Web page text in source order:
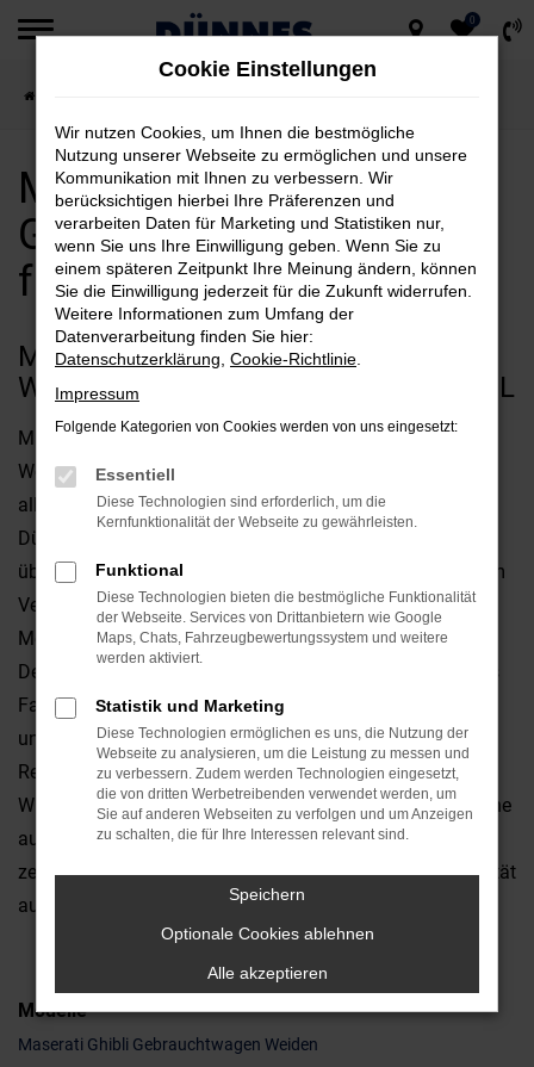
Zum
springen
0
Maserati
Gebrauchtwagen kaufen
für Weiden
MASERATI GEBRAUCHTWAGEN: FÜR
WEIDEN DIE PREISGÜNSTIGSTE WAHL
Mit einem Maserati Gebrauchtwagen machen Sie in
Weiden ganz sicher nichts verkehrt. Dieser Satz trifft vor
allem deshalb ins Schwarze, weil wir beim Autohaus
Dünnes genau hinschauen und nichts dem Zufall
überlassen. Jeder Maserati Gebrauchtwagen wird vor dem
Verkauf nach Weiden genauestens geprüft. Unser
Meisterwerkstatt macht sich die Mühe und checkt jedes
Detail, damit Sie ganz sicher in ein rundum einwandfreies
Fahrzeug steigen. Ihre Zufriedenheit liegt uns am Herzen
und als regional verwurzelter Familienbetrieb ist unsere
Reputation in Weiden und Umgebung von enormer
Wichtigkeit. Aus diesem Grund setzen wir im Verkauf gerne
auf Maserati Gebrauchtwagen, denn diese Fahrzeuge
zeichnen sich durch Langlebigkeit und erstklassige Qualität
aus.
Modelle
Maserati Ghibli Gebrauchtwagen Weiden
Cookie Einstellungen
Wir nutzen Cookies, um Ihnen die bestmögliche
Nutzung unserer Webseite zu ermöglichen und unsere
Kommunikation mit Ihnen zu verbessern. Wir
berücksichtigen hierbei Ihre Präferenzen und
verarbeiten Daten für Marketing und Statistiken nur,
wenn Sie uns Ihre Einwilligung geben. Wenn Sie zu
einem späteren Zeitpunkt Ihre Meinung ändern, können
Sie die Einwilligung jederzeit für die Zukunft widerrufen.
Weitere Informationen zum Umfang der
Datenverarbeitung finden Sie hier:
Datenschutzerklärung Cookie-Richtlinie
Impressum
Folgende Kategorien von Cookies werden von uns eingesetzt:
Essentiell
Diese Technologien sind erforderlich, um die
Kernfunktionalität der Webseite zu gewährleisten.
Funktional
Diese Technologien bieten die bestmögliche Funktionalität
der Webseite. Services von Drittanbietern wie Google
Maps, Chats, Fahrzeugbewertungssystem und weitere
werden aktiviert.
Statistik und Marketing
Diese Technologien ermöglichen es uns, die Nutzung der
Webseite zu analysieren, um die Leistung zu messen und
zu verbessern. Zudem werden Technologien eingesetzt,
die von dritten Werbetreibenden verwendet werden, um
Sie auf anderen Webseiten zu verfolgen und um Anzeigen
zu schalten, die für Ihre Interessen relevant sind.
Speichern
Optionale Cookies ablehnen
Alle akzeptieren